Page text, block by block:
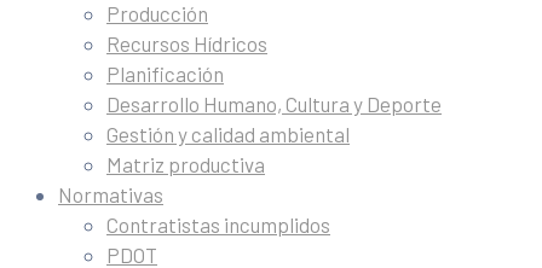
Producción
Recursos Hídricos
Planificación
Desarrollo Humano, Cultura y Deporte
Gestión y calidad ambiental
Matriz productiva
Normativas
Contratistas incumplidos
PDOT